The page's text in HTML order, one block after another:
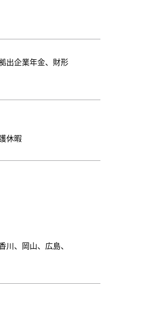
出企業年⾦、財形
休暇
、岡山、広島、